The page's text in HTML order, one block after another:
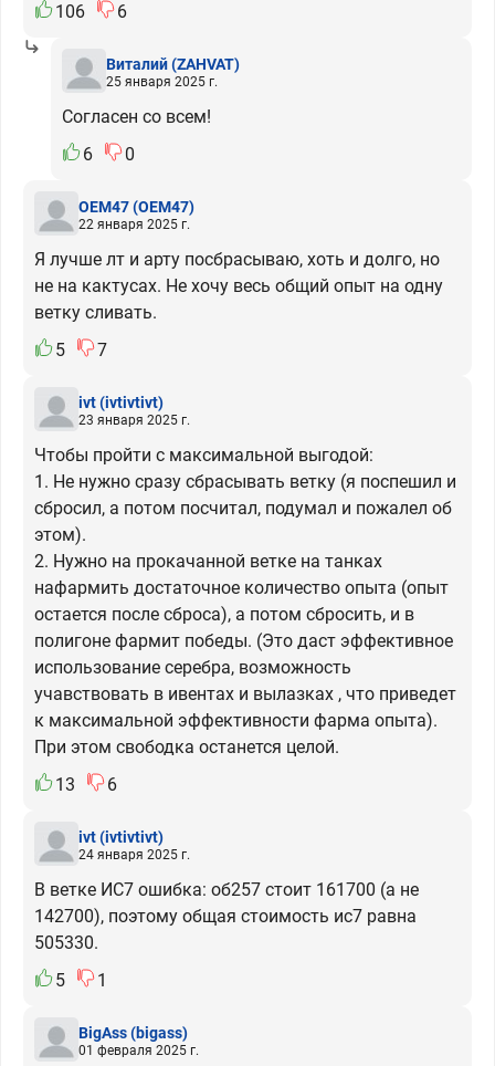
106
6
Виталий(ZAHVAT)
25 января 2025 г.
Согласен со всем!
6
0
OEM47(OEM47)
22 января 2025 г.
Я лучше лт и арту посбрасываю, хоть и долго, но
не на кактусах. Не хочу весь общий опыт на одну
ветку сливать.
5
7
ivt(ivtivtivt)
23 января 2025 г.
Чтобы пройти с максимальной выгодой:
1. Не нужно сразу сбрасывать ветку (я поспешил и
сбросил, а потом посчитал, подумал и пожалел об
этом).
2. Нужно на прокачанной ветке на танках
нафармить достаточное количество опыта (опыт
остается после сброса), а потом сбросить, и в
полигоне фармит победы. (Это даст эффективное
использование серебра, возможность
учавствовать в ивентах и вылазках , что приведет
к максимальной эффективности фарма опыта).
При этом свободка останется целой.
13
6
ivt(ivtivtivt)
24 января 2025 г.
В ветке ИС7 ошибка: об257 стоит 161700 (а не
142700), поэтому общая стоимость ис7 равна
505330.
5
1
BigAss(bigass)
01 февраля 2025 г.